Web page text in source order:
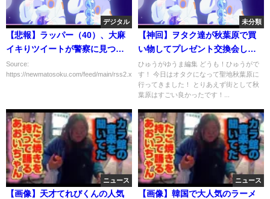
デジタル
【悲報】ラッパー（40）、大麻
イキりツイートが警察に見つか
り無事逮捕 ← あまりにもダ
サ過ぎると話題にｗｗｗｗ
Source:
https://newmatosoku.com/feed/main/rss2.xml...
未分類
【神回】ヲタク達が秋葉原で買
い物してプレゼント交換会した
ら盛り上がりすぎて家壊れた
wwwwww
ひゅうがゆうま編集 どうも！ひゅうがで
す！ 今日はオタクになって聖地秋葉原に
行ってきました！ とりあえず街として秋
葉原はすごい良かったです！...
ニュース
【画像】天才てれびくんの人気
ニュース
【画像】韓国で大人気のラーメ